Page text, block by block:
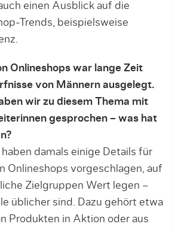
einen Ausblick auf die
Trends, beispielsweise
Onlineshops war lange Zeit
von Männern ausgelegt.
wir zu diesem Thema mit
gesprochen – was hat
haben damals einige Details für
Onlineshops vorgeschlagen, auf
Zielgruppen Wert legen –
üblicher sind. Dazu gehört etwa
Produkten in Aktion oder aus